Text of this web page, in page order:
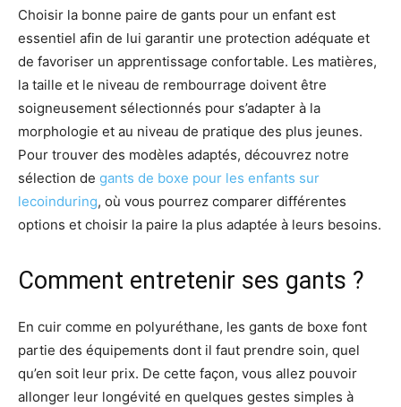
Choisir la bonne paire de gants pour un enfant est
essentiel afin de lui garantir une protection adéquate et
de favoriser un apprentissage confortable. Les matières,
la taille et le niveau de rembourrage doivent être
soigneusement sélectionnés pour s’adapter à la
morphologie et au niveau de pratique des plus jeunes.
Pour trouver des modèles adaptés, découvrez notre
sélection de gants de boxe pour les enfants sur
lecoinduring, où vous pourrez comparer différentes
options et choisir la paire la plus adaptée à leurs besoins.
Comment entretenir ses gants ?
En cuir comme en polyuréthane, les gants de boxe font
partie des équipements dont il faut prendre soin, quel
qu’en soit leur prix. De cette façon, vous allez pouvoir
allonger leur longévité en quelques gestes simples à